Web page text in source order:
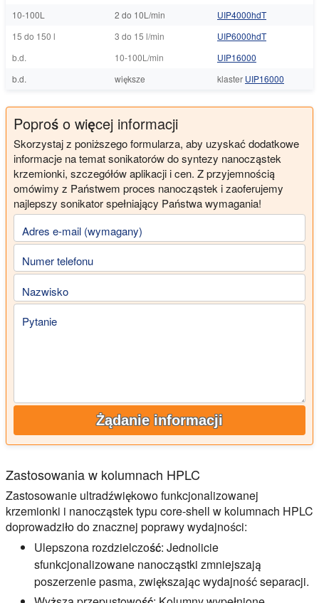
10-100L
2 do 10L/min
UIP4000hdT
15 do 150 l
3 do 15 l/min
UIP6000hdT
b.d.
10-100L/min
UIP16000
b.d.
większe klaster UIP16000
Poproś o więcej informacji
Skorzystaj z poniższego formularza, aby uzyskać dodatkowe
informacje na temat sonikatorów do syntezy nanocząstek
krzemionki, szczegółów aplikacji i cen. Z przyjemnością
omówimy z Państwem proces nanocząstek i zaoferujemy
najlepszy sonikator spełniający Państwa wymagania!
Adres e-mail (wymagany)
Numer telefonu
Nazwisko
Pytanie
Żądanie informacji
Zastosowania w kolumnach HPLC
Zastosowanie ultradźwiękowo funkcjonalizowanej
krzemionki i nanocząstek typu core-shell w kolumnach HPLC
doprowadziło do znacznej poprawy wydajności:
Ulepszona rozdzielczość: Jednolicie
sfunkcjonalizowane nanocząstki zmniejszają
poszerzenie pasma, zwiększając wydajność separacji.